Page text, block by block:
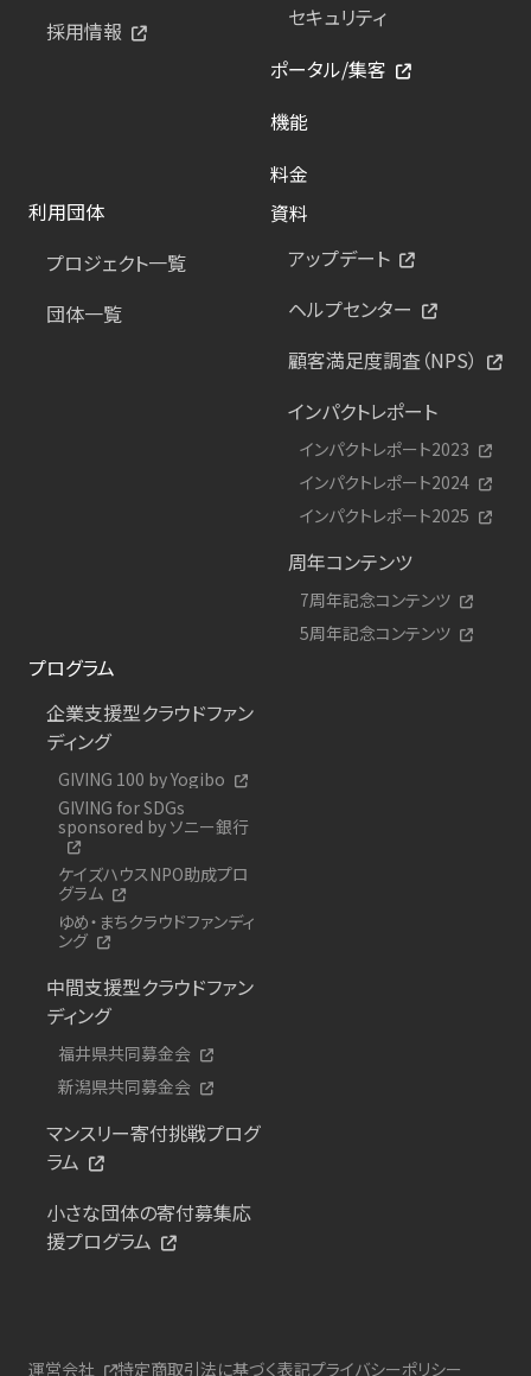
採用情報
セキュリティ
ポータル/集客
機能
料金
利用団体
プロジェクト一覧
団体一覧
資料
アップデート
ヘルプセンター
顧客満足度調査（NPS）
インパクトレポート
インパクトレポート2023
インパクトレポート2024
インパクトレポート2025
周年コンテンツ
7周年記念コンテンツ
5周年記念コンテンツ
プログラム
企業支援型クラウドファン
ディング
GIVING 100 by Yogibo
GIVING for SDGs
sponsored by ソニー銀行
ケイズハウスNPO助成プロ
グラム
ゆめ・まちクラウドファンディ
ング
中間支援型クラウドファン
ディング
福井県共同募金会
新潟県共同募金会
マンスリー寄付挑戦プログ
ラム
小さな団体の寄付募集応
援プログラム
運営会社 特定商取引法に基づく表記プライバシーポリシー